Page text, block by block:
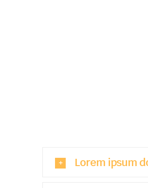
Lorem ipsum